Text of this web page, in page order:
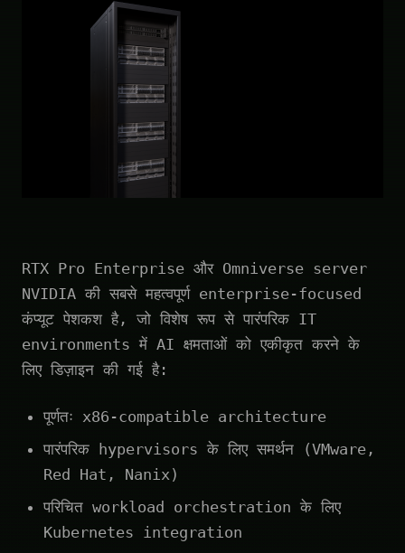
RTX Pro Enterprise और Omniverse server
NVIDIA की सबसे महत्वपूर्ण enterprise-focused
कंप्यूट पेशकश है, जो विशेष रूप से पारंपरिक IT
environments में AI क्षमताओं को एकीकृत करने के
लिए डिज़ाइन की गई है:
पूर्णतः x86-compatible architecture
पारंपरिक hypervisors के लिए समर्थन (VMware,
Red Hat, Nanix)
परिचित workload orchestration के लिए
Kubernetes integration